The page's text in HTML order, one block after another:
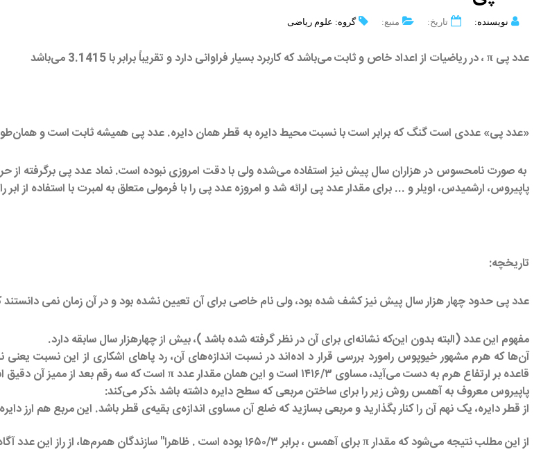
نویسنده: تاریخ: منبع: گروه: علوم ریاضی
عدد پی π ، در ریاضیات از اعداد خاص و ثابت می‌باشد که کاربرد بسیار فراوانی دارد و تقریباً برابر با 3.1415 می‌باشد
«عدد پی» عددی است گنگ که برابر است با نسبت محیط دایره به قطر همان دایره. عدد پی همیشه ثابت است و همان‌طور
به صورت نامحسوس در هزاران سال پیش نیز استفاده می‌شده ولی با دقت امروزی نبوده است. نماد عدد پی برگرفته از
پاپیروس، ارشمیدس، اویلر و ... برای مقدار عدد پی ارائه شد و امروزه عدد پی را با فرمولی متعلق به لمبرت با استفاده از ابر
تاریخچه:
عدد پی حدود چهار هزار سال پیش نیز کشف شده بود، ولی نام خاصی برای آن تعیین نشده بود و در آن زمان نمی
مفهوم این عدد (البته بدون این‌که نشانه‌ای برای آن در نظر گرفته شده باشد )، بیش از چهارهزار سال سابقه دارد.
آن‌ها که هرم مشهور خیوپوس رامورد بررسی قرار د اده‌اند در نسبت اندازه‌های آن، رد پاهای اشکاری از این نسبت
قاعده بر ارتفاع هرم به دست می‌آید، مساوی ۱۴۱۶/۳ است و این همان مقدار عدد π است که سه رقم بعد از ممیز آن دقیق است.
پاپیروس معروف به آهمس روش زیر را برای ساختن مربعی که سطح دایره داشته باشد ،ذکر می‌کند:
از قطر دایره، یک نهم آن را کنار بگذارید و مربعی بسازید که ضلع آن مساوی اندازه‌ی بقیه‌ی قطر باشد. این مربع هم ارز
از این مطلب نتیجه می‌شود که مقدار π برای آهمس ، برابر ۱۶۵۰/۳ بوده است . ظاهرا" سازندگان همرم‌ها‌، از راز این عدد آگاه بوده‌اند .